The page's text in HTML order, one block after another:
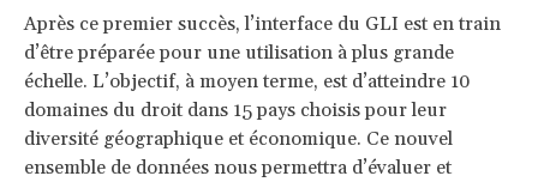
Après ce premier succès, l’interface du GLI est en train
d’être préparée pour une utilisation à plus grande
échelle. L’objectif, à moyen terme, est d’atteindre 10
domaines du droit dans 15 pays choisis pour leur
diversité géographique et économique. Ce nouvel
ensemble de données nous permettra d’évaluer et